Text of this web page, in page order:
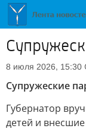
8 июля 2026, 15:30
Супружеские
Губернатор
детей и